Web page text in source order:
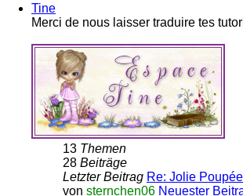
Tine
Merci de nous laisser traduire tes
13 Themen
28 Beiträge
Letzter Beitrag Re: Jolie Poupée
von sternchen06 Neuester